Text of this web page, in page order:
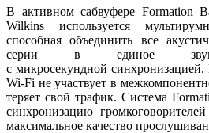
В активном сабвуфере Formation
Wilkins используется
способная объединить все
серии в единое
с микросекундной
Wi-Fi не участвует в
теряет свой трафик. Система
синхронизацию
максимальное качество